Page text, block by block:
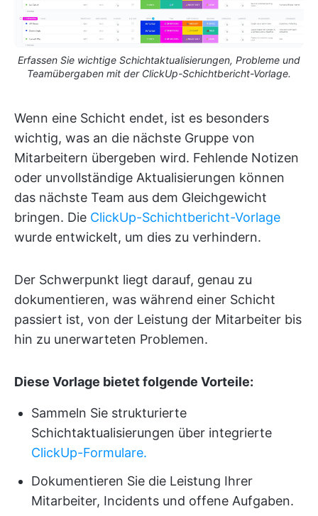
Erfassen Sie wichtige Schichtaktualisierungen, Probleme und
Teamübergaben mit der ClickUp-Schichtbericht-Vorlage.
Wenn eine Schicht endet, ist es besonders
wichtig, was an die nächste Gruppe von
Mitarbeitern übergeben wird. Fehlende Notizen
oder unvollständige Aktualisierungen können
das nächste Team aus dem Gleichgewicht
bringen. Die ClickUp-Schichtbericht-Vorlage
wurde entwickelt, um dies zu verhindern.
Der Schwerpunkt liegt darauf, genau zu
dokumentieren, was während einer Schicht
passiert ist, von der Leistung der Mitarbeiter bis
hin zu unerwarteten Problemen.
Diese Vorlage bietet folgende Vorteile:
Sammeln Sie strukturierte
Schichtaktualisierungen über integrierte
ClickUp-Formulare.
Dokumentieren Sie die Leistung Ihrer
Mitarbeiter, Incidents und offene Aufgaben.